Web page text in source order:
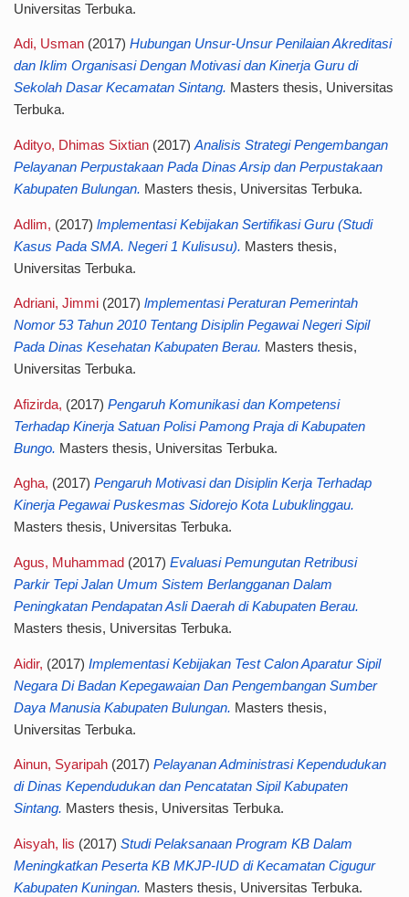
Universitas Terbuka.
Adi, Usman(2017) Hubungan Unsur-Unsur Penilaian Akreditasi
dan Iklim Organisasi Dengan Motivasi dan Kinerja Guru di
Sekolah Dasar Kecamatan Sintang. Masters thesis, Universitas
Terbuka.
Adityo, Dhimas Sixtian(2017) Analisis Strategi Pengembangan
Pelayanan Perpustakaan Pada Dinas Arsip dan Perpustakaan
Kabupaten Bulungan. Masters thesis, Universitas Terbuka.
Adlim, (2017) lmplementasi Kebijakan Sertifikasi Guru (Studi
Kasus Pada SMA. Negeri 1 Kulisusu). Masters thesis,
Universitas Terbuka.
Adriani, Jimmi(2017) lmplementasi Peraturan Pemerintah
Nomor 53 Tahun 2010 Tentang Disiplin Pegawai Negeri Sipil
Pada Dinas Kesehatan Kabupaten Berau. Masters thesis,
Universitas Terbuka.
Afizirda, (2017) Pengaruh Komunikasi dan Kompetensi
Terhadap Kinerja Satuan Polisi Pamong Praja di Kabupaten
Bungo. Masters thesis, Universitas Terbuka.
Agha, (2017) Pengaruh Motivasi dan Disiplin Kerja Terhadap
Kinerja Pegawai Puskesmas Sidorejo Kota Lubuklinggau.
Masters thesis, Universitas Terbuka.
Agus, Muhammad (2017) Evaluasi Pemungutan Retribusi
Parkir Tepi Jalan Umum Sistem Berlangganan Dalam
Peningkatan Pendapatan Asli Daerah di Kabupaten Berau.
Masters thesis, Universitas Terbuka.
Aidir, (2017) Implementasi Kebijakan Test Calon Aparatur Sipil
Negara Di Badan Kepegawaian Dan Pengembangan Sumber
Daya Manusia Kabupaten Bulungan. Masters thesis,
Universitas Terbuka.
Ainun, Syaripah(2017) Pelayanan Administrasi Kependudukan
di Dinas Kependudukan dan Pencatatan Sipil Kabupaten
Sintang. Masters thesis, Universitas Terbuka.
Aisyah, lis (2017) Studi Pelaksanaan Program KB Dalam
Meningkatkan Peserta KB MKJP-IUD di Kecamatan Cigugur
Kabupaten Kuningan. Masters thesis, Universitas Terbuka.